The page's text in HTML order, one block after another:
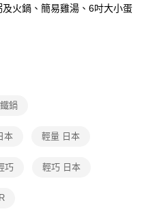
火鍋、簡易雞湯、6吋大小蛋
鍋
本 輕量 日本
巧 輕巧 日本